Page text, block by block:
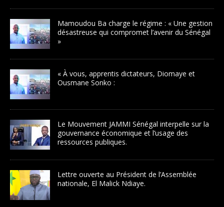
Mamoudou Ba charge le régime : « Une gestion
désastreuse qui compromet l’avenir du Sénégal
»
« À vous, apprentis dictateurs, Diomaye et
Ousmane Sonko :
Le Mouvement JAMMI Sénégal interpelle sur la
gouvernance économique et l’usage des
ressources publiques.
Lettre ouverte au Président de l’Assemblée
nationale, El Malick Ndiaye.